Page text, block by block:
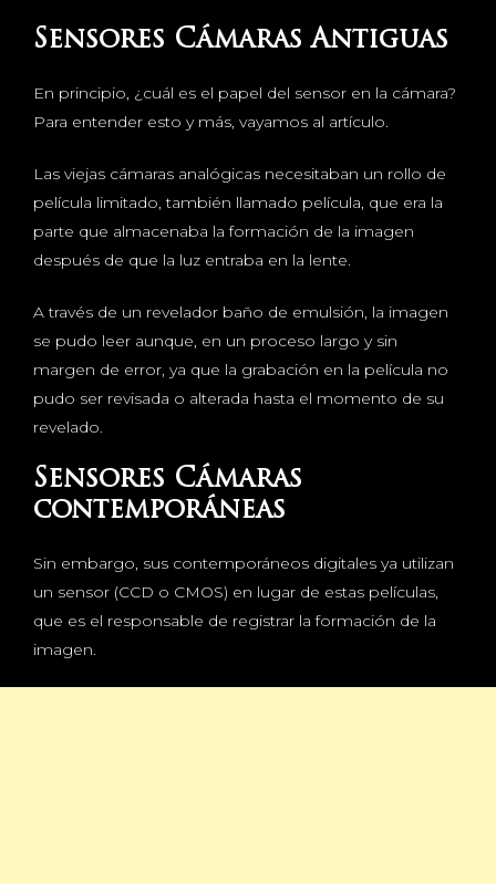
Sensores Cámaras Antiguas
En principio, ¿cuál es el papel del sensor en la cámara?
Para entender esto y más, vayamos al artículo.
Las viejas cámaras analógicas necesitaban un rollo de
película limitado, también llamado película, que era la
parte que almacenaba la formación de la imagen
después de que la luz entraba en la lente.
A través de un revelador baño de emulsión, la imagen
se pudo leer aunque, en un proceso largo y sin
margen de error, ya que la grabación en la película no
pudo ser revisada o alterada hasta el momento de su
revelado.
Sensores Cámaras
contemporáneas
Sin embargo, sus contemporáneos digitales ya utilizan
un sensor (CCD o CMOS) en lugar de estas películas,
que es el responsable de registrar la formación de la
imagen.